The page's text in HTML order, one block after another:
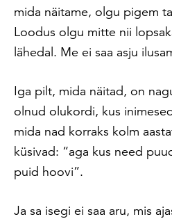
mida näitame, olgu pigem
Loodus olgu mitte nii
lähedal. Me ei saa asju
Iga pilt, mida näitad, on
olnud olukordi, kus
mida nad korraks kolm
küsivad: “aga kus need
puid hoovi”.
Ja sa isegi ei saa aru, mis